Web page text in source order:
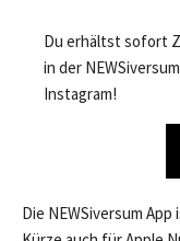
Du erhältst sofort
in der
Instagram!
Die NEWSiversum